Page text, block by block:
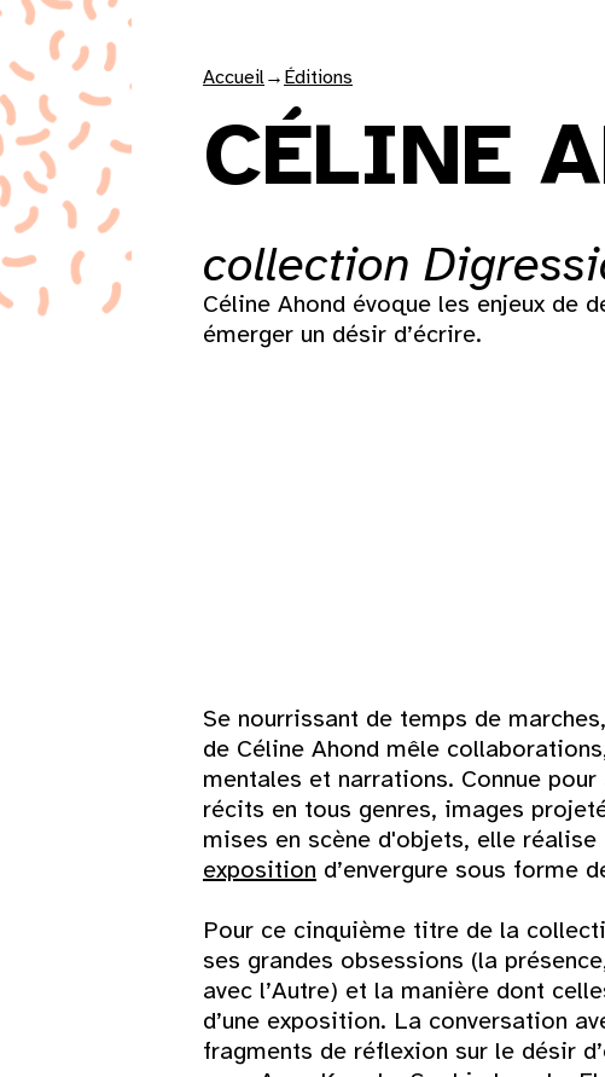
18 19 20 21 22 23
25 26 27 28 29 30
Accueil→ Éditions
CÉLINE
collection
Céline Ahond évoque les enjeux de
émerger un désir d’écrire.
Se nourrissant de temps de
de Céline Ahond mêle
mentales et narrations. Connue
récits en tous genres, images
mises en scène d'objets, elle réalise
exposition d’envergure sous forme
Pour ce cinquième titre de la
ses grandes obsessions (la
avec l’Autre) et la manière dont
d’une exposition. La conversation
fragments de réflexion sur le désir